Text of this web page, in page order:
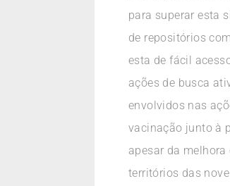
para superar esta
de repositórios
esta de fácil
ações de busca
envolvidos nas
vacinação junto à
apesar da
territórios das